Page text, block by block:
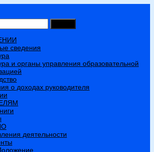
сведения
и органы управления образовательной
о доходах руководителя
деятельности